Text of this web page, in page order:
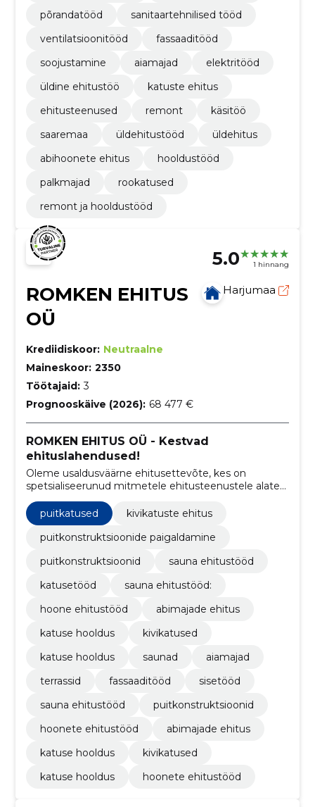
põrandatööd
sanitaartehnilised tööd
ventilatsioonitööd
fassaaditööd
soojustamine
aiamajad
elektritööd
üldine ehitustöö
katuste ehitus
ehitusteenused
remont
käsitöö
saaremaa
üldehitustööd
üldehitus
abihoonete ehitus
hooldustööd
palkmajad
rookatused
remont ja hooldustööd
5.0 1 hinnang
ROMKEN EHITUS
OÜ
Harjumaa
Krediidiskoor: Neutraalne
Maineskoor: 2350
Töötajaid: 3
Prognooskäive (2026): 68 477 €
ROMKEN EHITUS OÜ - Kestvad
ehituslahendused!
Oleme usaldusväärne ehitusettevõte, kes on
spetsialiseerunud mitmetele ehitusteenustele alates
puit- ja kivikatuste paigaldamisest kuni
puitkonstruktsioonide, saunade ja aiamajade
ehitustöödeni.
puitkatused
kivikatuste ehitus
puitkonstruktsioonide paigaldamine
puitkonstruktsioonid
sauna ehitustööd
katusetööd
sauna ehitustööd:
hoone ehitustööd
abimajade ehitus
katuse hooldus
kivikatused
katuse hooldus
saunad
aiamajad
terrassid
fassaaditööd
sisetööd
sauna ehitustööd
puitkonstruktsioonid
hoonete ehitustööd
abimajade ehitus
katuse hooldus
kivikatused
katuse hooldus
hoonete ehitustööd